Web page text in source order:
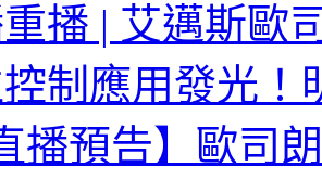
播 | 艾邁斯歐
制應用發光！
播預告】歐司